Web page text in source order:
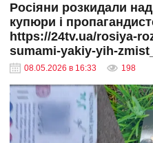
Росіяни розкидали
купюри і
https://24tv.ua/rosiya-
sumami-yakiy-yih-
08.05.2026 в 16:33 198